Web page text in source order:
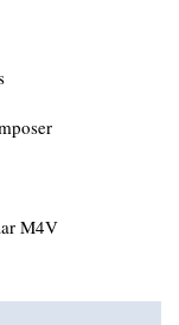
M4V